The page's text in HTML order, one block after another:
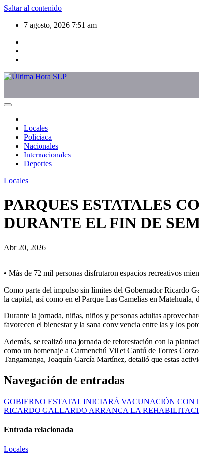
Saltar al contenido
7 agosto, 2026 7:51 am
Locales
Policiaca
Nacionales
Internacionales
Deportes
Locales
PARQUES ESTATALES
DURANTE EL FIN DE
Abr 20, 2026
• Más de 72 mil personas disfrutaron espacios recreativos
Como parte del impulso sin límites del Gobernador Ricardo
la capital, así como en el Parque Las Camelias en
Durante la jornada, niñas, niños y personas adultas
favorecen el bienestar y la sana convivencia entre las y los
Además, se realizó una jornada de reforestación con la
como un homenaje a Carmenchú Villet Cantú de Torres
Tangamanga, Joaquín García Martínez, detalló que estas
Navegación de entradas
GOBIERNO ESTATAL INICIARÁ VACUNACIÓN
RICARDO GALLARDO ARRANCA LA
Entrada relacionada
Locales